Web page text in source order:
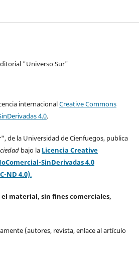
"Universo Sur"
internacionalCreative Commons
4.0.
de la Universidad de Cienfuegos, publica
bajo la Licencia Creative
SinDerivadas 4.0
ND 4.0).
material, sin fines comerciales,
(autores, revista, enlace al artículo